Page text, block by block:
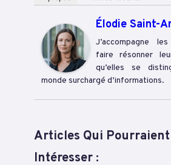
Élodie Saint-
J’accompagne
faire résonner
qu’elles se
monde surchargé d’informations.
Articles Qui Pourraient
Intéresser :